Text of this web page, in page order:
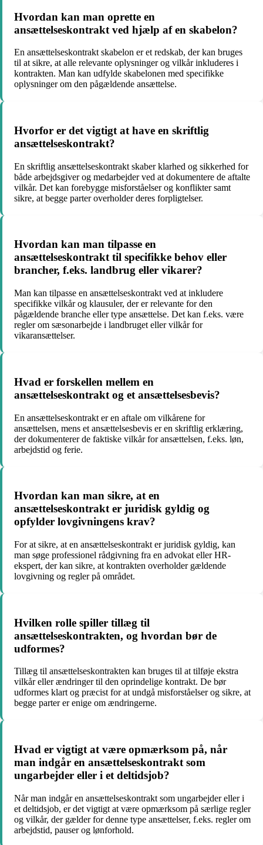
Hvordan kan man oprette en
ansættelseskontrakt ved hjælp af en skabelon?
En ansættelseskontrakt skabelon er et redskab, der kan bruges
til at sikre, at alle relevante oplysninger og vilkår inkluderes i
kontrakten. Man kan udfylde skabelonen med specifikke
oplysninger om den pågældende ansættelse.
Hvorfor er det vigtigt at have en skriftlig
ansættelseskontrakt?
En skriftlig ansættelseskontrakt skaber klarhed og sikkerhed for
både arbejdsgiver og medarbejder ved at dokumentere de aftalte
vilkår. Det kan forebygge misforståelser og konflikter samt
sikre, at begge parter overholder deres forpligtelser.
Hvordan kan man tilpasse en
ansættelseskontrakt til specifikke behov eller
brancher, f.eks. landbrug eller vikarer?
Man kan tilpasse en ansættelseskontrakt ved at inkludere
specifikke vilkår og klausuler, der er relevante for den
pågældende branche eller type ansættelse. Det kan f.eks. være
regler om sæsonarbejde i landbruget eller vilkår for
vikaransættelser.
Hvad er forskellen mellem en
ansættelseskontrakt og et ansættelsesbevis?
En ansættelseskontrakt er en aftale om vilkårene for
ansættelsen, mens et ansættelsesbevis er en skriftlig erklæring,
der dokumenterer de faktiske vilkår for ansættelsen, f.eks. løn,
arbejdstid og ferie.
Hvordan kan man sikre, at en
ansættelseskontrakt er juridisk gyldig og
opfylder lovgivningens krav?
For at sikre, at en ansættelseskontrakt er juridisk gyldig, kan
man søge professionel rådgivning fra en advokat eller HR-
ekspert, der kan sikre, at kontrakten overholder gældende
lovgivning og regler på området.
Hvilken rolle spiller tillæg til
ansættelseskontrakten, og hvordan bør de
udformes?
Tillæg til ansættelseskontrakten kan bruges til at tilføje ekstra
vilkår eller ændringer til den oprindelige kontrakt. De bør
udformes klart og præcist for at undgå misforståelser og sikre, at
begge parter er enige om ændringerne.
Hvad er vigtigt at være opmærksom på, når
man indgår en ansættelseskontrakt som
ungarbejder eller i et deltidsjob?
Når man indgår en ansættelseskontrakt som ungarbejder eller i
et deltidsjob, er det vigtigt at være opmærksom på særlige regler
og vilkår, der gælder for denne type ansættelser, f.eks. regler om
arbejdstid, pauser og lønforhold.